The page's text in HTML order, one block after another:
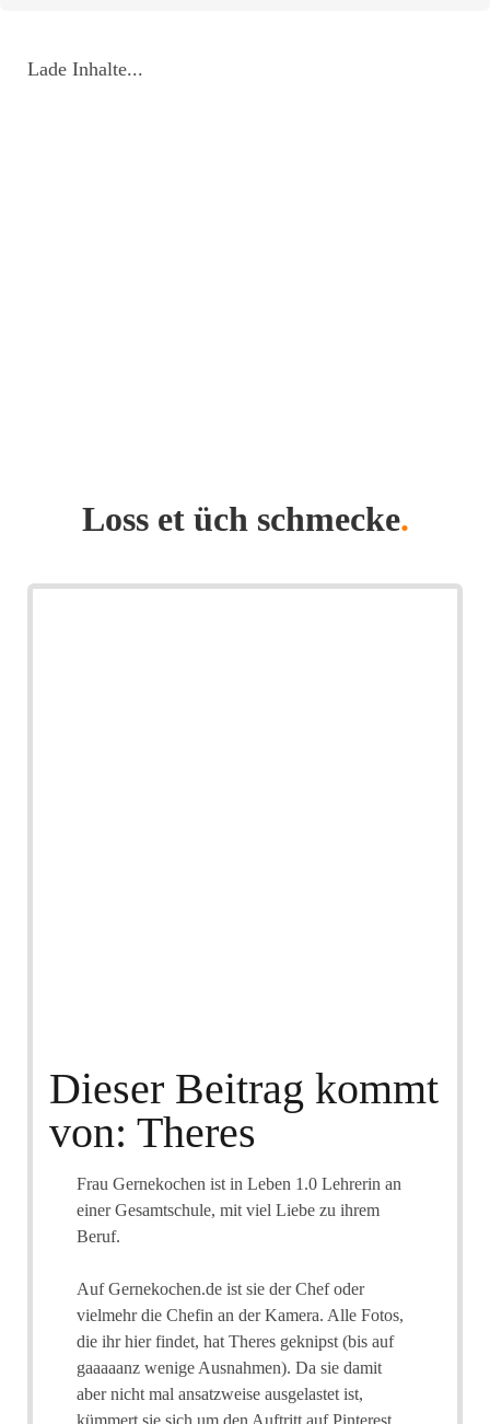
Lade Inhalte...
Loss et üch schmecke.
Dieser Beitrag kommt
von: Theres
Frau Gernekochen ist in Leben 1.0 Lehrerin an
einer Gesamtschule, mit viel Liebe zu ihrem
Beruf.
Auf Gernekochen.de ist sie der Chef oder
vielmehr die Chefin an der Kamera. Alle Fotos,
die ihr hier findet, hat Theres geknipst (bis auf
gaaaaanz wenige Ausnahmen). Da sie damit
aber nicht mal ansatzweise ausgelastet ist,